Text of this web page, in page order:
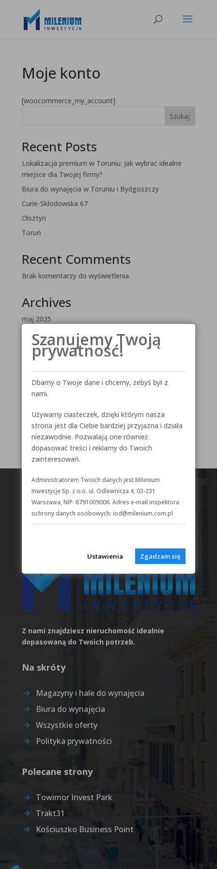
Moje konto
[woocommerce_my_account]
Szukaj
Recent Posts
Lokalizacja premium w Toruniu: Jak wybrać idealne
miejsce dla Twojej firmy?
Biura do wynajęcia w Toruniu i Bydgoszczy
Curie-Skłodowska 67
Olsztyn
Toruń
Recent Comments
Brak komentarzy do wyświetlenia.
Archives
maj 2025
luty 2025
maj 2023
Categories
Baza wiedzy – artykuły
Lokalizacje
Uncategorized
Z nami znajdziesz nieruchomość idealnie
dopasowaną do Twoich potrzeb.
Na skróty
Magazyny i hale do wynajęcia
Biura do wynajęcia
Wszystkie oferty
Polityka prywatności
Polecane strony
Towimor Invest Park
Trakt31
Kościuszko Business Point
Szanujemy Twoją
prywatność!
Dbamy o Twoje dane i chcemy, żebyś był z
nami.
Używamy ciasteczek, dzięki którym nasza
strona jest dla Ciebie bardziej przyjazna i działa
niezawodnie. Pozwalają one również
dopasować treści i reklamy do Twoich
zainteresowań.
Administratorem Twoich danych jest Milenium
Inwestycje Sp. z o.o. ul. Odlewnicza 4, 03-231
Warszawa, NIP: 8791009006. Adres e-mail inspektora
ochrony danych osobowych: iod@milenium.com.pl
Ustawienia Zgadzam się